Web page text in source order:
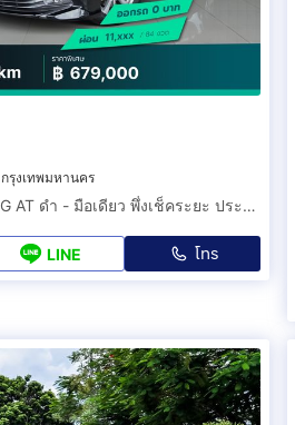
รุงเทพมหานคร
2020 Toyota Camry ACV70 2.0 G AT ดำ - มือเดียว พึ่งเช็คระยะ ประวัติครบ โตโยต้า แคมรี่ คัมรี่ รถสวย สภาพดี รถบ้าน เจ้าของขายเอง ฟรีดาวน์
LINE โทร